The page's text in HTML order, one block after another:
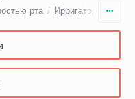
рта / Ирригаторы